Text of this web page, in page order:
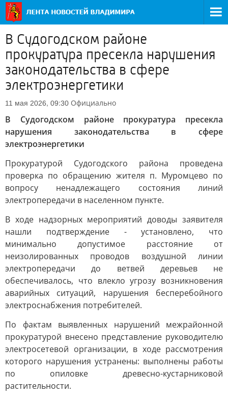
В Судогодском районе
прокуратура пресекла нарушения
законодательства в сфере
электроэнергетики
11 мая 2026, 09:30 Официально
В Судогодском районе прокуратура пресекла
нарушения законодательства в сфере
электроэнергетики
Прокуратурой Судогодского района проведена
проверка по обращению жителя п. Муромцево по
вопросу ненадлежащего состояния линий
электропередачи в населенном пункте.
В ходе надзорных мероприятий доводы заявителя
нашли подтверждение - установлено, что
минимально допустимое расстояние от
неизолированных проводов воздушной линии
электропередачи до ветвей деревьев не
обеспечивалось, что влекло угрозу возникновения
аварийных ситуаций, нарушения бесперебойного
электроснабжения потребителей.
По фактам выявленных нарушений межрайонной
прокуратурой внесено представление руководителю
электросетевой организации, в ходе рассмотрения
которого нарушения устранены: выполнены работы
по опиловке древесно-кустарниковой
растительности.